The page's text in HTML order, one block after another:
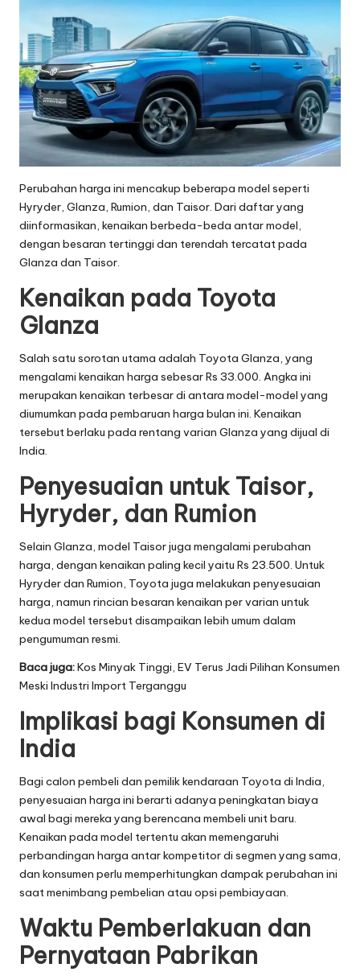
Perubahan harga ini mencakup beberapa model seperti
Hyryder, Glanza, Rumion, dan Taisor. Dari daftar yang
diinformasikan, kenaikan berbeda-beda antar model,
dengan besaran tertinggi dan terendah tercatat pada
Glanza dan Taisor.
Kenaikan pada Toyota
Glanza
Salah satu sorotan utama adalah Toyota Glanza, yang
mengalami kenaikan harga sebesar Rs 33.000. Angka ini
merupakan kenaikan terbesar di antara model-model yang
diumumkan pada pembaruan harga bulan ini. Kenaikan
tersebut berlaku pada rentang varian Glanza yang dijual di
India.
Penyesuaian untuk Taisor,
Hyryder, dan Rumion
Selain Glanza, model Taisor juga mengalami perubahan
harga, dengan kenaikan paling kecil yaitu Rs 23.500. Untuk
Hyryder dan Rumion, Toyota juga melakukan penyesuaian
harga, namun rincian besaran kenaikan per varian untuk
kedua model tersebut disampaikan lebih umum dalam
pengumuman resmi.
Baca juga:Kos Minyak Tinggi, EV Terus Jadi Pilihan Konsumen
Meski Industri Import Terganggu
Implikasi bagi Konsumen di
India
Bagi calon pembeli dan pemilik kendaraan Toyota di India,
penyesuaian harga ini berarti adanya peningkatan biaya
awal bagi mereka yang berencana membeli unit baru.
Kenaikan pada model tertentu akan memengaruhi
perbandingan harga antar kompetitor di segmen yang sama,
dan konsumen perlu memperhitungkan dampak perubahan ini
saat menimbang pembelian atau opsi pembiayaan.
Waktu Pemberlakuan dan
Pernyataan Pabrikan